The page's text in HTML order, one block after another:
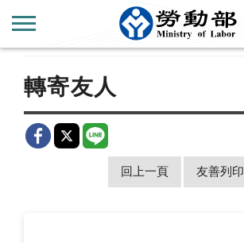
新聞公告 公布欄
轉寄友人
回上一頁 友善列印